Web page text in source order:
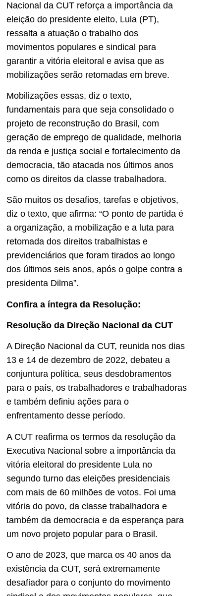
Nacional da CUT reforça a importância da
eleição do presidente eleito, Lula (PT),
ressalta a atuação o trabalho dos
movimentos populares e sindical para
garantir a vitória eleitoral e avisa que as
mobilizações serão retomadas em breve.
Mobilizações essas, diz o texto,
fundamentais para que seja consolidado o
projeto de reconstrução do Brasil, com
geração de emprego de qualidade, melhoria
da renda e justiça social e fortalecimento da
democracia, tão atacada nos últimos anos
como os direitos da classe trabalhadora.
São muitos os desafios, tarefas e objetivos,
diz o texto, que afirma: “O ponto de partida é
a organização, a mobilização e a luta para
retomada dos direitos trabalhistas e
previdenciários que foram tirados ao longo
dos últimos seis anos, após o golpe contra a
presidenta Dilma”.
Confira a íntegra da Resolução:
Resolução da Direção Nacional da CUT
A Direção Nacional da CUT, reunida nos dias
13 e 14 de dezembro de 2022, debateu a
conjuntura política, seus desdobramentos
para o país, os trabalhadores e trabalhadoras
e também definiu ações para o
enfrentamento desse período.
A CUT reafirma os termos da resolução da
Executiva Nacional sobre a importância da
vitória eleitoral do presidente Lula no
segundo turno das eleições presidenciais
com mais de 60 milhões de votos. Foi uma
vitória do povo, da classe trabalhadora e
também da democracia e da esperança para
um novo projeto popular para o Brasil.
O ano de 2023, que marca os 40 anos da
existência da CUT, será extremamente
desafiador para o conjunto do movimento